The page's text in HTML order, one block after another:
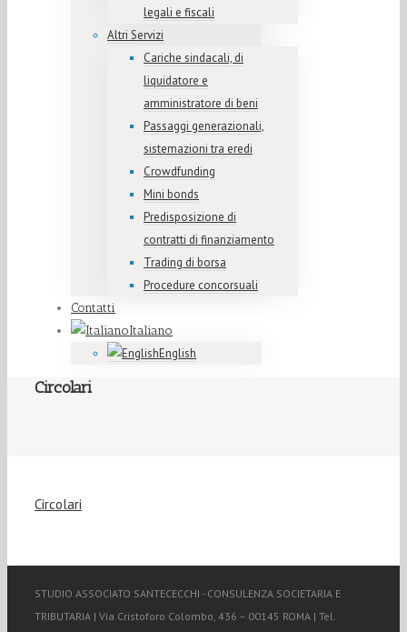
legali e fiscali
Altri Servizi
Cariche sindacali, di
liquidatore e
amministratore di beni
Passaggi generazionali,
sistemazioni tra eredi
Crowdfunding
Mini bonds
Predisposizione di
contratti di finanziamento
Trading di borsa
Procedure concorsuali
Contatti
Italiano
English
Circolari
Circolari
STUDIO ASSOCIATO SANTECECCHI - CONSULENZA SOCIETARIA E
TRIBUTARIA | Via Cristoforo Colombo, 436 – 00145 ROMA | Tel.